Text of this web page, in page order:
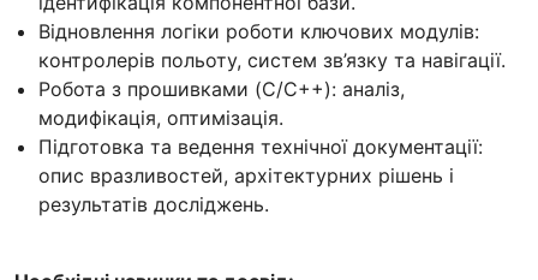
Відновлення логіки роботи ключових модулів:
контролерів польоту, систем зв’язку та навігації.
Робота з прошивками (C/C++): аналіз,
модифікація, оптимізація.
Підготовка та ведення технічної документації:
опис вразливостей, архітектурних рішень і
результатів досліджень.